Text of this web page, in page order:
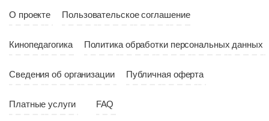
О проекте Пользовательское соглашение
Кинопедагогика Политика обработки персональных данных
Сведения об организации Публичная оферта
Платные услуги FAQ